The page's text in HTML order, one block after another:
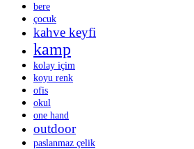
bere
çocuk
kahve keyfi
kamp
kolay içim
koyu renk
ofis
okul
one hand
outdoor
paslanmaz çelik